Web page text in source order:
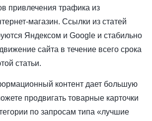
привлечения трафика из
магазин. Ссылки из статей
Яндексом и Google и стабильно
сайта в течение всего срока
статьи.
контент дает большую
продвигать товарные карточки
по запросам типа «лучшие